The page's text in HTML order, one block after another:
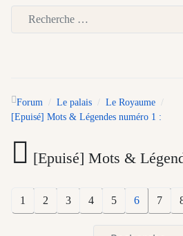
Forum Le palais
Le Royaume
[Epuisé] Mots & Légendes numéro 1 :
[Epuisé] Mots &
1 2 3 4 5 6 7